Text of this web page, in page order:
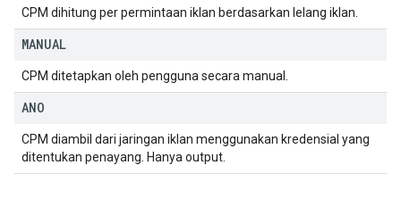
CPM dihitung per permintaan iklan berdasarkan lelang iklan.
MANUAL
CPM ditetapkan oleh pengguna secara manual.
ANO
CPM diambil dari jaringan iklan menggunakan kredensial yang
ditentukan penayang. Hanya output.